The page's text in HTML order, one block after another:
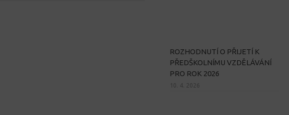
ROZHODNUTÍ O PŘIJETÍ K
PŘEDŠKOLNÍMU VZDĚLÁVÁNÍ
PRO ROK 2026
10. 4. 2026